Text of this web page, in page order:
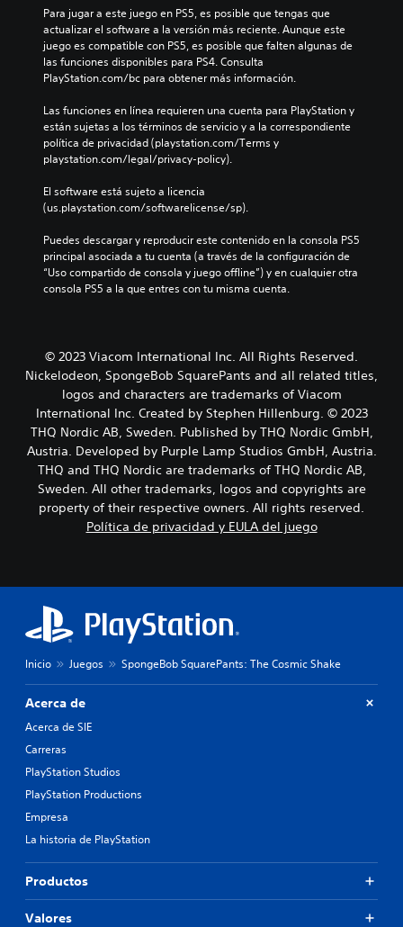
Para jugar a este juego en PS5, es posible que tengas que
actualizar el software a la versión más reciente. Aunque este
juego es compatible con PS5, es posible que falten algunas de
las funciones disponibles para PS4. Consulta
PlayStation.com/bc para obtener más información.
Las funciones en línea requieren una cuenta para PlayStation y
están sujetas a los términos de servicio y a la correspondiente
política de privacidad (playstation.com/Terms y
playstation.com/legal/privacy-policy).
El software está sujeto a licencia
(us.playstation.com/softwarelicense/sp).
Puedes descargar y reproducir este contenido en la consola PS5
principal asociada a tu cuenta (a través de la configuración de
“Uso compartido de consola y juego offline”) y en cualquier otra
consola PS5 a la que entres con tu misma cuenta.
© 2023 Viacom International Inc. All Rights Reserved.
Nickelodeon, SpongeBob SquarePants and all related titles,
logos and characters are trademarks of Viacom
International Inc. Created by Stephen Hillenburg. © 2023
THQ Nordic AB, Sweden. Published by THQ Nordic GmbH,
Austria. Developed by Purple Lamp Studios GmbH, Austria.
THQ and THQ Nordic are trademarks of THQ Nordic AB,
Sweden. All other trademarks, logos and copyrights are
property of their respective owners. All rights reserved.
Política de privacidad y EULA del juego
Inicio Juegos SpongeBob SquarePants: The Cosmic Shake
Acerca de
Acerca de SIE
Carreras
PlayStation Studios
PlayStation Productions
Empresa
La historia de PlayStation
Productos
Valores